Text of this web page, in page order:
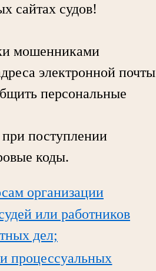
сайтах судов!
мошенниками
электронной почты
персональные
поступлении
коды.
организации
или работников
дел;
процессуальных